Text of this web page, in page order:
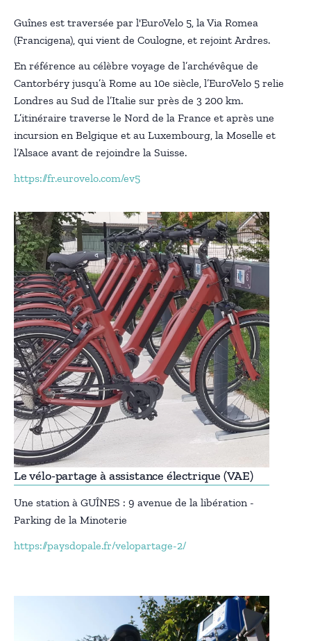
Guînes est traversée par l'EuroVelo 5, la Via Romea
(Francigena), qui vient de Coulogne, et rejoint Ardres.
En référence au célèbre voyage de l’archévêque de
Cantorbéry jusqu’à Rome au 10e siècle, l’EuroVelo 5 relie
Londres au Sud de l’Italie sur près de 3 200 km.
L’itinéraire traverse le Nord de la France et après une
incursion en Belgique et au Luxembourg, la Moselle et
l’Alsace avant de rejoindre la Suisse.
https://fr.eurovelo.com/ev5
Le vélo-partage à assistance électrique (VAE)
Une station à GUÎNES : 9 avenue de la libération -
Parking de la Minoterie
https://paysdopale.fr/velopartage-2/